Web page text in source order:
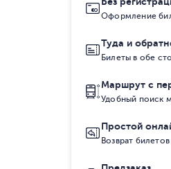
Оформление
Туда и
Билеты в обе
Маршрут с
Удобный поиск
Простой
Возврат